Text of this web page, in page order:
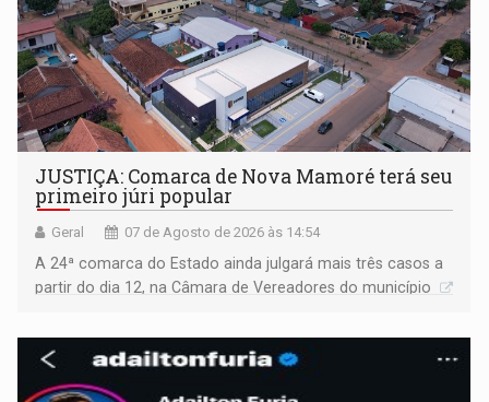
JUSTIÇA: Comarca de Nova Mamoré terá seu
primeiro júri popular
Geral 07 de Agosto de 2026 às 14:54
A 24ª comarca do Estado ainda julgará mais três casos a
partir do dia 12, na Câmara de Vereadores do município